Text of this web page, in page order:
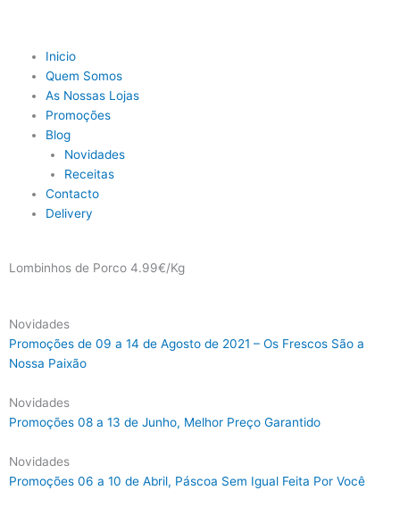
Main
Menu
Inicio
Quem Somos
As Nossas Lojas
Promoções
Blog
Novidades
Receitas
Contacto
Delivery
Lombinhos de Porco 4.99€/Kg
Novidades
Promoções de 09 a 14 de Agosto de 2021 – Os Frescos São a
Nossa Paixão
Novidades
Promoções 08 a 13 de Junho, Melhor Preço Garantido
Novidades
Promoções 06 a 10 de Abril, Páscoa Sem Igual Feita Por Você